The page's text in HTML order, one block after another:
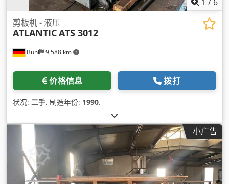
Bühl 9,588 km
剪板机 - 液压
ATLANTICATS 3012
价格信息 拨打
状况: 二手, 制造年份: 1990,
小广告